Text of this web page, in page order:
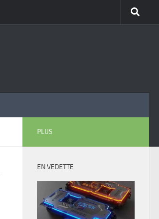
PLUS
EN VEDETTE